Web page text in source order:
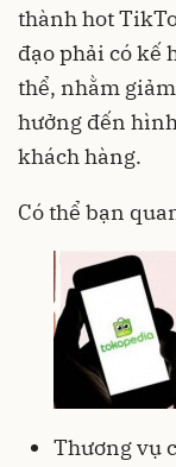
thành hot
đạo phải có kế
thể, nhằm
hưởng đến
khách hàng.
Có thể bạn
Thương vụ